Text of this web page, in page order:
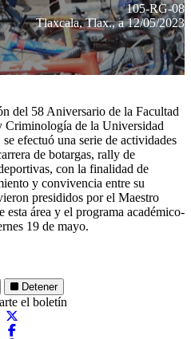
105-RG-08
Tlaxcala, Tlax., a 12/05/2023
del 58 Aniversario de la Facultad
Criminología de la Universidad
efectuó una serie de actividades
de botargas, rally de
con la finalidad de
y convivencia entre su
presididos por el Maestro
área y el programa académico-
19 de mayo.
Detener
el boletín